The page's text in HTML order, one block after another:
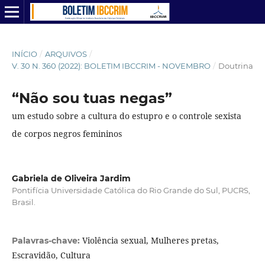
INÍCIO / ARQUIVOS /
V. 30 N. 360 (2022): BOLETIM IBCCRIM - NOVEMBRO / Doutrina
“Não sou tuas negas”
um estudo sobre a cultura do estupro e o controle sexista
de corpos negros femininos
Gabriela de Oliveira Jardim
Pontifícia Universidade Católica do Rio Grande do Sul, PUCRS,
Brasil.
Palavras-chave: Violência sexual, Mulheres pretas,
Escravidão, Cultura